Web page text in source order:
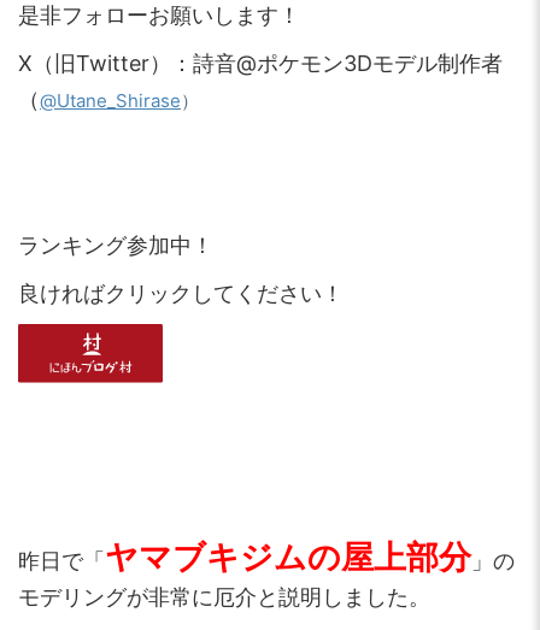
是非フォローお願いします！
X（旧Twitter）：詩音@ポケモン3Dモデル制作者
（@Utane_Shirase）
ランキング参加中！
良ければクリックしてください！
昨日で「 ヤマブキジムの屋上部分」の
モデリングが非常に厄介と説明しました。